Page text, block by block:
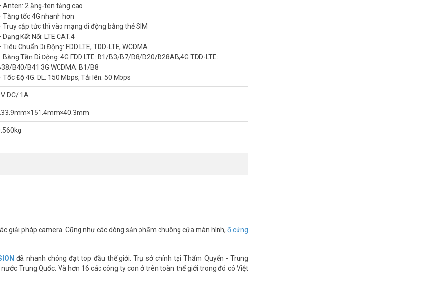
nối mạng nhanh chóng và ổn định cho tất cả các thiết bị trong mạng của bạn. Dù
từ xa, router này đáp ứng tốt mọi nhu cầu của bạn mà không gặp trục trặc.
kết nối internet của mình khi di chuyển. Điều này rất hữu ích khi bạn cần kết nối
thường xuyên.
dụng di động đi kèm. Bạn có thể kiểm soát và cấu hình bộ phát wifi từ xa, xác
bất kỳ lúc nào.
cao cấp như mã hóa WPA3, bộ lọc địa chỉ MAC và tường lửa tích hợp để bảo vệ
DS-3WR4G12C
Anten: 2 ăng-ten tăng cao
Tăng tốc 4G nhanh hơn
Truy cập tức thì vào mạng di động bằng thẻ SIM
Dạng Kết Nối: LTE CAT.4
Tiêu Chuẩn Di Động: FDD LTE, TDD-LTE, WCDMA
Băng Tần Di Động: 4G FDD LTE: B1/B3/B7/B8/B20/B28AB,4G TDD-LTE:
B40/B41,3G WCDMA: B1/B8
Tốc Độ 4G: DL: 150 Mbps, Tải lên: 50 Mbps
DC/ 1A
giải pháp camera. Cũng như các dòng sản phẩm chuông cửa màn hình, ổ cứng
đã nhanh chóng đạt top đầu thế giới. Trụ sở chính tại Thẩm Quyến - Trung
Trung Quốc. Và hơn 16 các công ty con ở trên toàn thế giới trong đó có Việt